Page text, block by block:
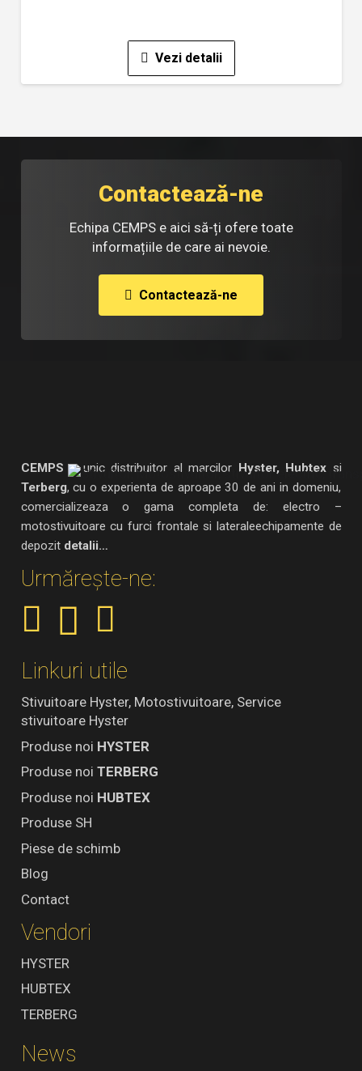
Vezi detalii
Contactează-ne
Echipa CEMPS e aici să-ți ofere toate
informațiile de care ai nevoie.
Contactează-ne
CEMPS – unic distribuitor al marcilor Hyster, Hubtex si
Terberg, cu o experienta de aproape 30 de ani in domeniu,
comercializeaza o gama completa de: electro –
motostivuitoare cu furci frontale si lateraleechipamente de
depozit detalii…
Urmărește-ne:
Linkuri utile
Stivuitoare Hyster, Motostivuitoare, Service
stivuitoare Hyster
Produse noi HYSTER
Produse noi TERBERG
Produse noi HUBTEX
Produse SH
Piese de schimb
Blog
Contact
Vendori
HYSTER
HUBTEX
TERBERG
News